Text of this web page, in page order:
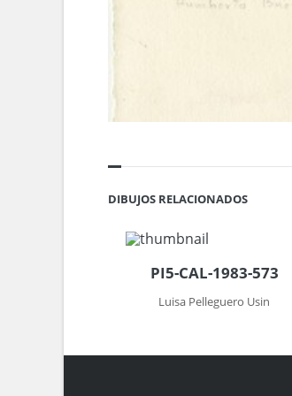
DIBUJOS RELACIONADOS
PI5-CAL-1983-573
Luisa Pelleguero Usin